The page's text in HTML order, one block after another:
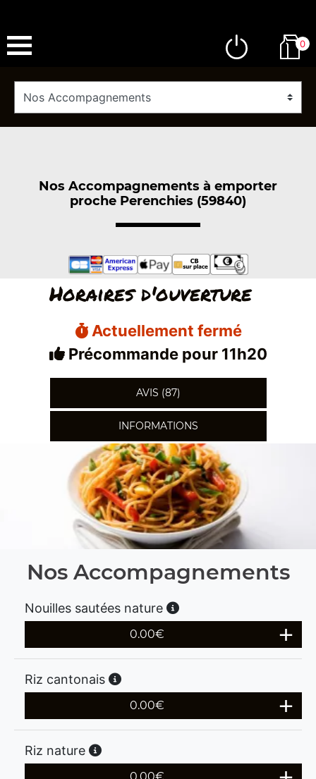
0
Nos Accompagnements à emporter
proche Perenchies (59840)
Horaires d'ouverture
Actuellement fermé
Précommande pour 11h20
AVIS (87)
INFORMATIONS
Nos Accompagnements
Nouilles sautées nature
0.00€
Riz cantonais
0.00€
Riz nature